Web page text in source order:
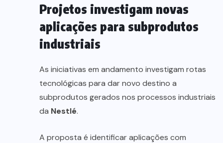
Projetos investigam novas
aplicações para subprodutos
industriais
As iniciativas em andamento investigam rotas
tecnológicas para dar novo destino a
subprodutos gerados nos processos industriais
da Nestlé.
A proposta é identificar aplicações com